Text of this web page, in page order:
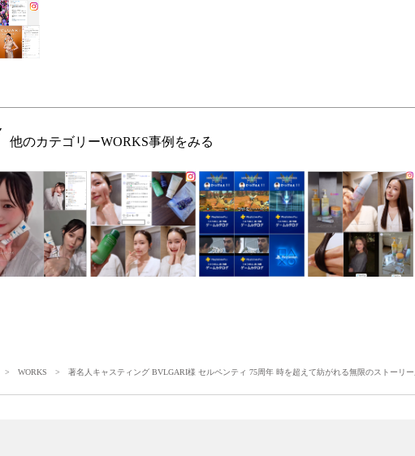
他のカテゴリーWORKS事例をみる
> WORKS > 著名人キャスティング BVLGARI様 セルペンティ 75周年 時を超えて紡がれる無限のストーリー